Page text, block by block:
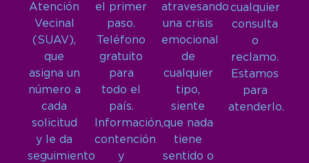
Atención
Vecinal
(SUAV),
que
asigna un
número a
cada
solicitud
y le da
seguimiento
el primer
paso.
Teléfono
gratuito
para
todo el
país.
Información,
contención
y
atravesando
una crisis
emocional
de
cualquier
tipo,
siente
que nada
tiene
sentido o
cualquier
consulta
o
reclamo.
Estamos
para
atenderlo.